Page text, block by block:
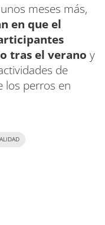
meses más,
en que el
tras el verano y
de
los perros en